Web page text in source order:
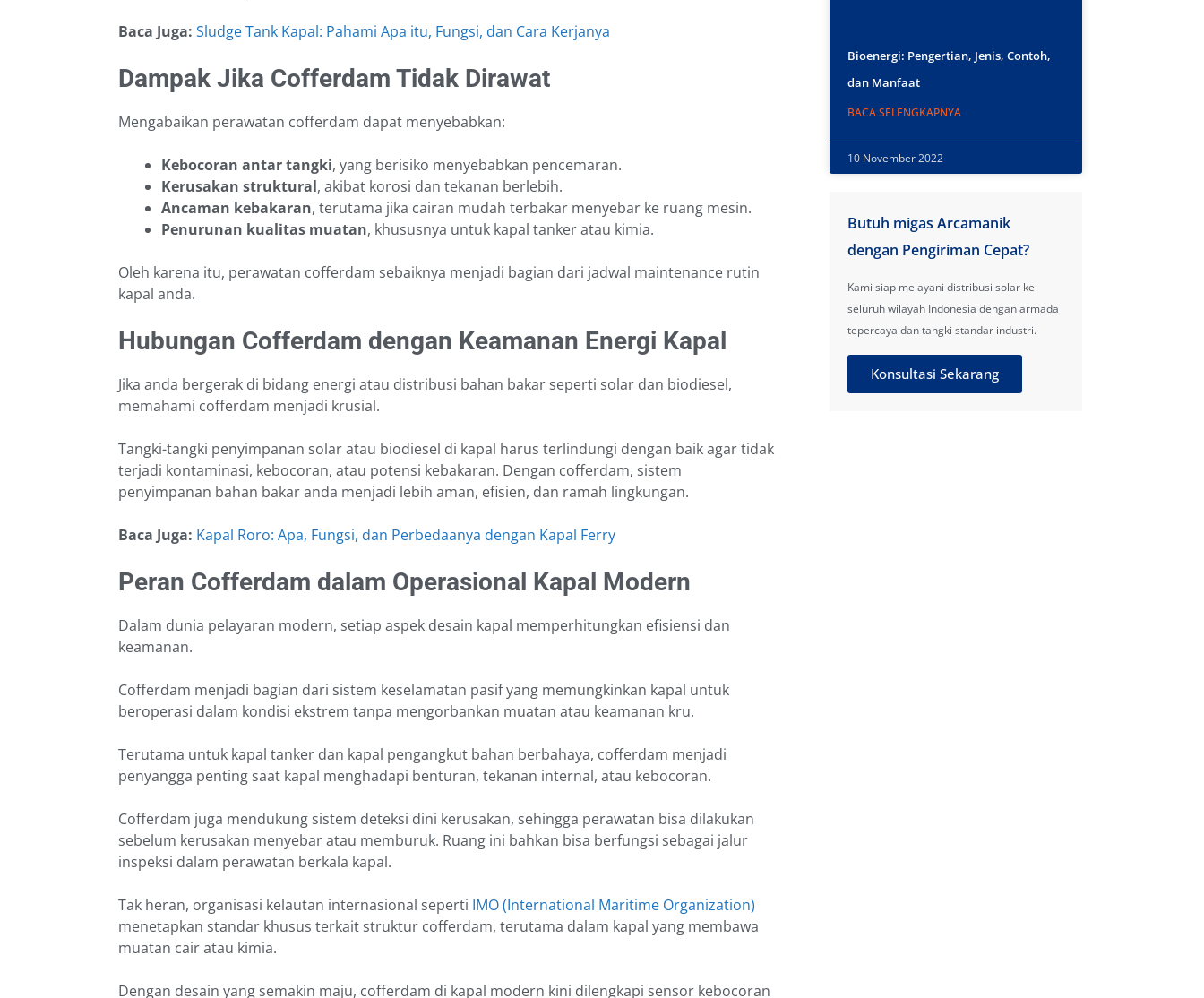
Baca Juga: Sludge Tank Kapal: Pahami Apa itu, Fungsi, dan Cara Kerjanya
Dampak Jika Cofferdam Tidak Dirawat
Mengabaikan perawatan cofferdam dapat menyebabkan:
Kebocoran antar tangki, yang berisiko menyebabkan pencemaran.
Kerusakan struktural, akibat korosi dan tekanan berlebih.
Ancaman kebakaran, terutama jika cairan mudah terbakar menyebar ke ruang mesin.
Penurunan kualitas muatan, khususnya untuk kapal tanker atau kimia.
Oleh karena itu, perawatan cofferdam sebaiknya menjadi bagian dari jadwal maintenance rutin
kapal anda.
Hubungan Cofferdam dengan Keamanan Energi Kapal
Jika anda bergerak di bidang energi atau distribusi bahan bakar seperti solar dan biodiesel,
memahami cofferdam menjadi krusial.
Tangki-tangki penyimpanan solar atau biodiesel di kapal harus terlindungi dengan baik agar tidak
terjadi kontaminasi, kebocoran, atau potensi kebakaran. Dengan cofferdam, sistem
penyimpanan bahan bakar anda menjadi lebih aman, efisien, dan ramah lingkungan.
Baca Juga: Kapal Roro: Apa, Fungsi, dan Perbedaanya dengan Kapal Ferry
Peran Cofferdam dalam Operasional Kapal Modern
Dalam dunia pelayaran modern, setiap aspek desain kapal memperhitungkan efisiensi dan
keamanan.
Cofferdam menjadi bagian dari sistem keselamatan pasif yang memungkinkan kapal untuk
beroperasi dalam kondisi ekstrem tanpa mengorbankan muatan atau keamanan kru.
Terutama untuk kapal tanker dan kapal pengangkut bahan berbahaya, cofferdam menjadi
penyangga penting saat kapal menghadapi benturan, tekanan internal, atau kebocoran.
Cofferdam juga mendukung sistem deteksi dini kerusakan, sehingga perawatan bisa dilakukan
sebelum kerusakan menyebar atau memburuk. Ruang ini bahkan bisa berfungsi sebagai jalur
inspeksi dalam perawatan berkala kapal.
Tak heran, organisasi kelautan internasional seperti IMO (International Maritime Organization)
menetapkan standar khusus terkait struktur cofferdam, terutama dalam kapal yang membawa
muatan cair atau kimia.
Dengan desain yang semakin maju, cofferdam di kapal modern kini dilengkapi sensor kebocoran
Bioenergi: Pengertian, Jenis, Contoh,
dan Manfaat
BACA SELENGKAPNYA
10 November 2022
Butuh migas Arcamanik
dengan Pengiriman Cepat?
Kami siap melayani distribusi solar ke
seluruh wilayah Indonesia dengan armada
tepercaya dan tangki standar industri.
Konsultasi Sekarang